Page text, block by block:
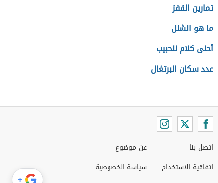
تمارين القفز
ما هو الشلل
أحلى كلام للحبيب
عدد سكان البرتغال
اتصل بنا
اتفاقية الاستخدام
عن موضوع
سياسة الخصوصية
+